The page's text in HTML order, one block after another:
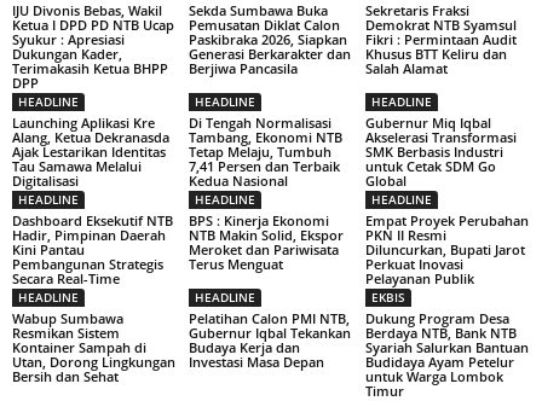
IJU Divonis Bebas, Wakil
Ketua I DPD PD NTB Ucap
Syukur : Apresiasi
Dukungan Kader,
Terimakasih Ketua BHPP
DPP
Sekda Sumbawa Buka
Pemusatan Diklat Calon
Paskibraka 2026, Siapkan
Generasi Berkarakter dan
Berjiwa Pancasila
Sekretaris Fraksi
Demokrat NTB Syamsul
Fikri : Permintaan Audit
Khusus BTT Keliru dan
Salah Alamat
HEADLINE
Launching Aplikasi Kre
Alang, Ketua Dekranasda
Ajak Lestarikan Identitas
Tau Samawa Melalui
Digitalisasi
HEADLINE
Di Tengah Normalisasi
Tambang, Ekonomi NTB
Tetap Melaju, Tumbuh
7,41 Persen dan Terbaik
Kedua Nasional
HEADLINE
Gubernur Miq Iqbal
Akselerasi Transformasi
SMK Berbasis Industri
untuk Cetak SDM Go
Global
HEADLINE
Dashboard Eksekutif NTB
Hadir, Pimpinan Daerah
Kini Pantau
Pembangunan Strategis
Secara Real-Time
HEADLINE
BPS : Kinerja Ekonomi
NTB Makin Solid, Ekspor
Meroket dan Pariwisata
Terus Menguat
HEADLINE
Empat Proyek Perubahan
PKN II Resmi
Diluncurkan, Bupati Jarot
Perkuat Inovasi
Pelayanan Publik
HEADLINE
Wabup Sumbawa
Resmikan Sistem
Kontainer Sampah di
Utan, Dorong Lingkungan
Bersih dan Sehat
HEADLINE
Pelatihan Calon PMI NTB,
Gubernur Iqbal Tekankan
Budaya Kerja dan
Investasi Masa Depan
EKBIS
Dukung Program Desa
Berdaya NTB, Bank NTB
Syariah Salurkan Bantuan
Budidaya Ayam Petelur
untuk Warga Lombok
Timur